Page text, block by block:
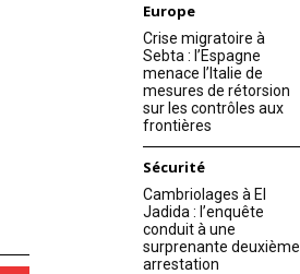
Europe
Crise migratoire à
Sebta : l’Espagne
menace l’Italie de
mesures de rétorsion
sur les contrôles aux
frontières
Sécurité
Cambriolages à El
Jadida : l’enquête
conduit à une
surprenante deuxième
arrestation